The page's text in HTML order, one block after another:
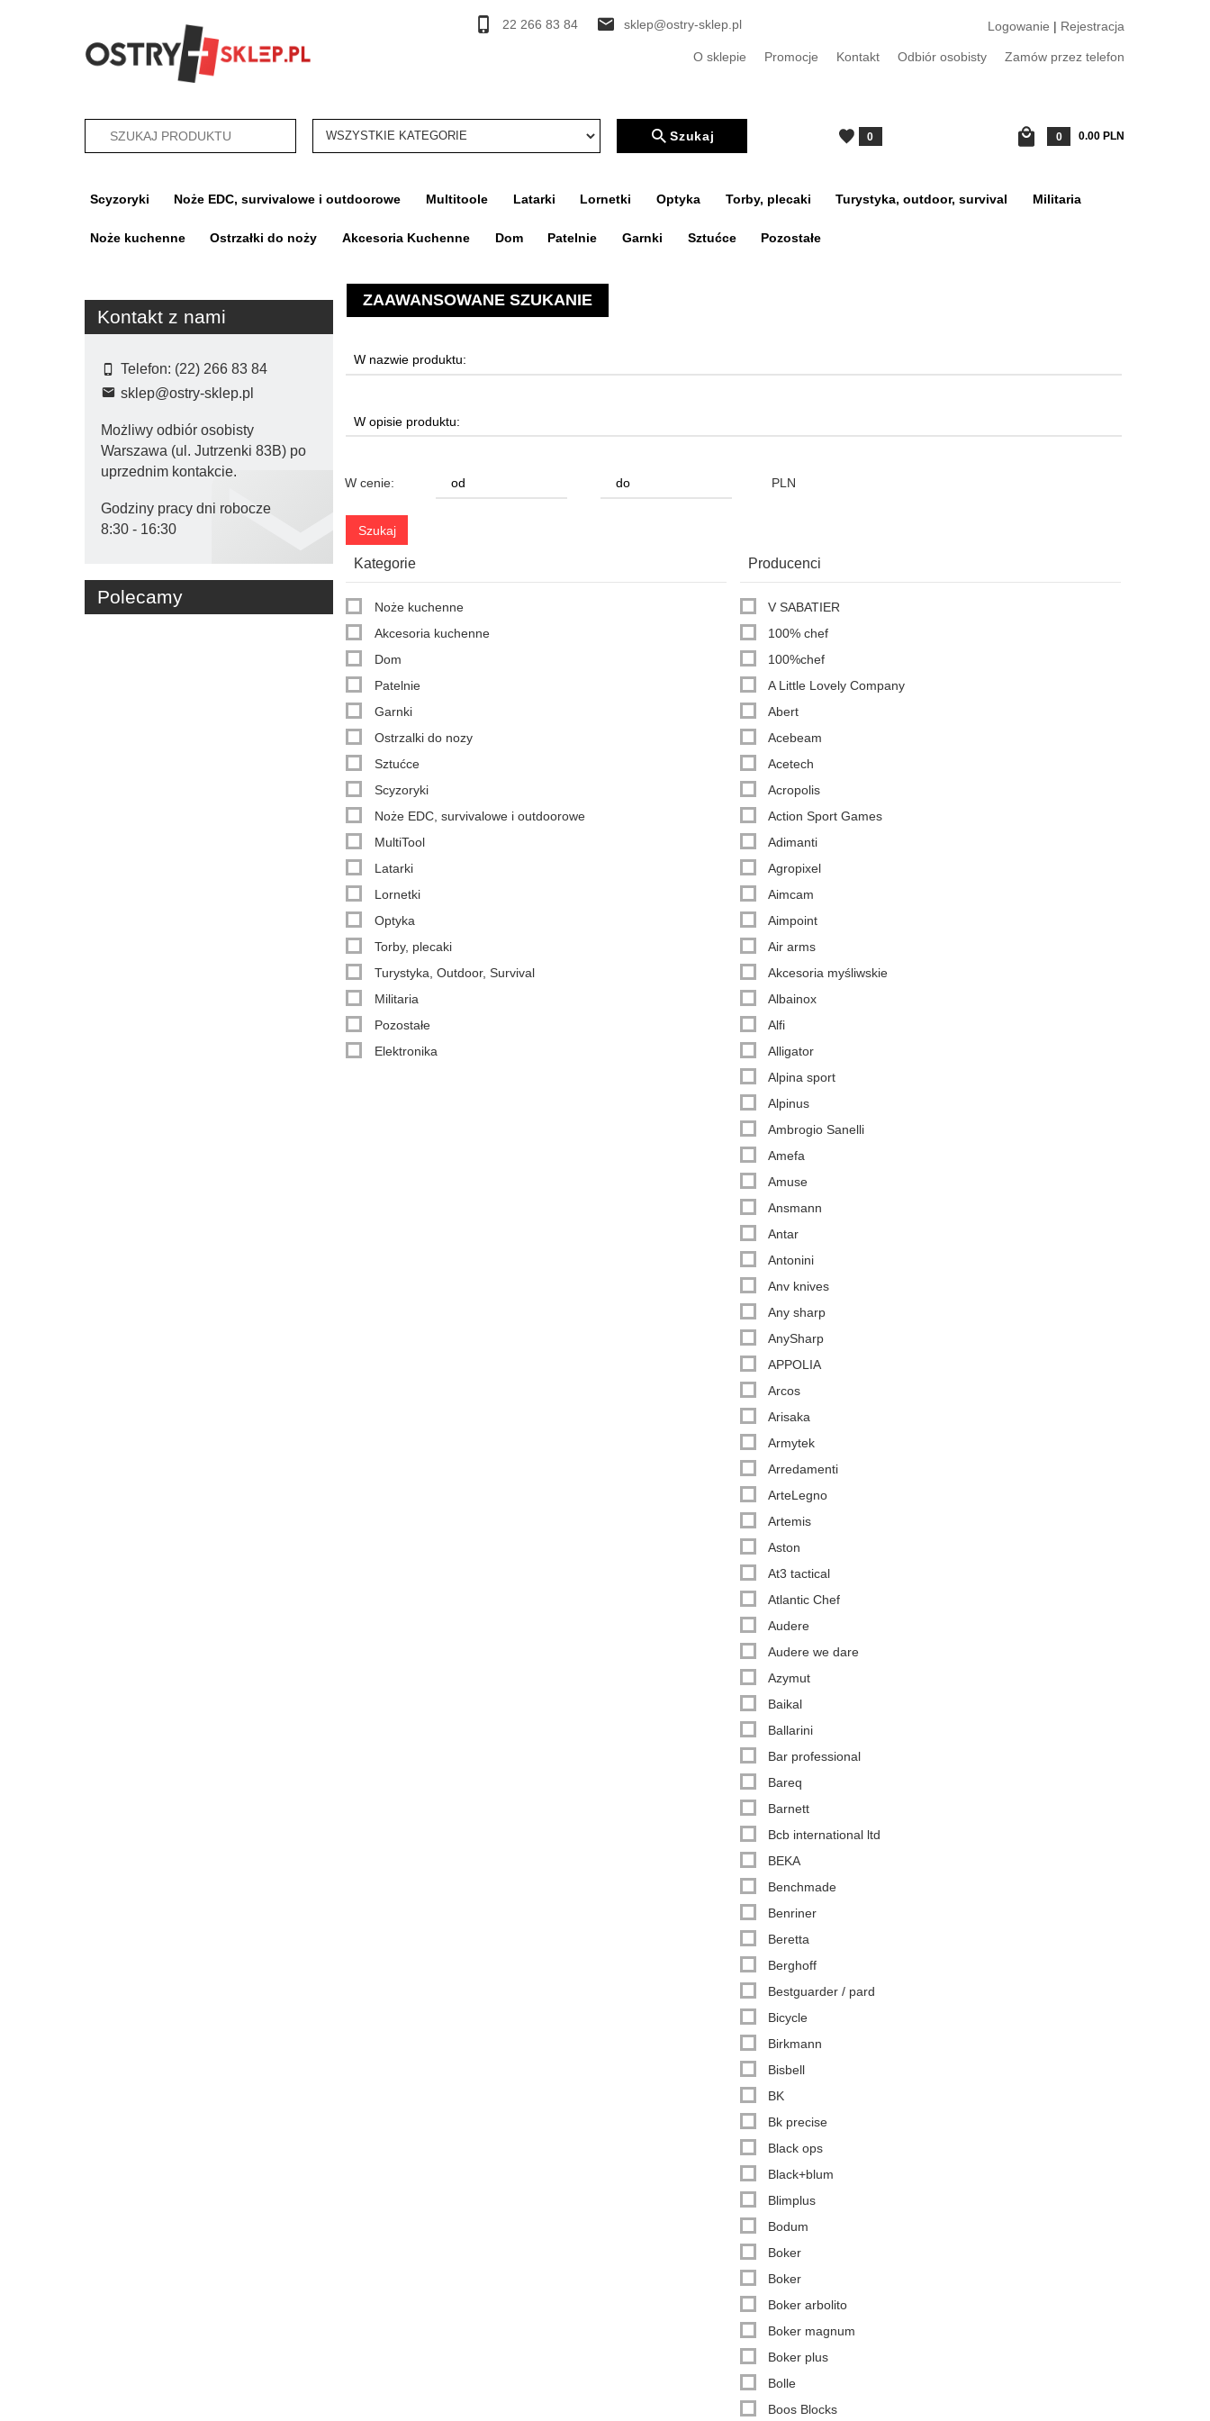
22 266 83 84 sklep@ostry-sklep.pl Logowanie | Rejestracja
O sklepie Promocje Kontakt Odbiór osobisty Zamów przez telefon
categories_searcher Szukaj 0 0.00PLN
Scyzoryki Noże EDC, survivalowe i outdoorowe Multitoole Latarki Lornetki Optyka Torby, plecaki Turystyka, outdoor, survival Militaria
Noże kuchenne Ostrzałki do noży Akcesoria Kuchenne Dom Patelnie Garnki Sztućce Pozostałe
Kontakt z nami
Telefon: (22) 266 83 84
sklep@ostry-sklep.pl
Możliwy odbiór osobisty
Warszawa (ul. Jutrzenki 83B) po
uprzednim kontakcie.
Godziny pracy dni robocze
8:30 - 16:30
Polecamy
ZAAWANSOWANE SZUKANIE
W cenie: PLN
Kategorie
Noże kuchenne
Akcesoria kuchenne
Dom
Patelnie
Garnki
Ostrzalki do nozy
Sztućce
Scyzoryki
Noże EDC, survivalowe i outdoorowe
MultiTool
Latarki
Lornetki
Optyka
Torby, plecaki
Turystyka, Outdoor, Survival
Militaria
Pozostałe
Elektronika
Producenci
V SABATIER
100% chef
100%chef
A Little Lovely Company
Abert
Acebeam
Acetech
Acropolis
Action Sport Games
Adimanti
Agropixel
Aimcam
Aimpoint
Air arms
Akcesoria myśliwskie
Albainox
Alfi
Alligator
Alpina sport
Alpinus
Ambrogio Sanelli
Amefa
Amuse
Ansmann
Antar
Antonini
Anv knives
Any sharp
AnySharp
APPOLIA
Arcos
Arisaka
Armytek
Arredamenti
ArteLegno
Artemis
Aston
At3 tactical
Atlantic Chef
Audere
Audere we dare
Azymut
Baikal
Ballarini
Bar professional
Bareq
Barnett
Bcb international ltd
BEKA
Benchmade
Benriner
Beretta
Berghoff
Bestguarder / pard
Bicycle
Birkmann
Bisbell
BK
Bk precise
Black ops
Black+blum
Blimplus
Bodum
Boker
Boker
Boker arbolito
Boker magnum
Boker plus
Bolle
Boos Blocks